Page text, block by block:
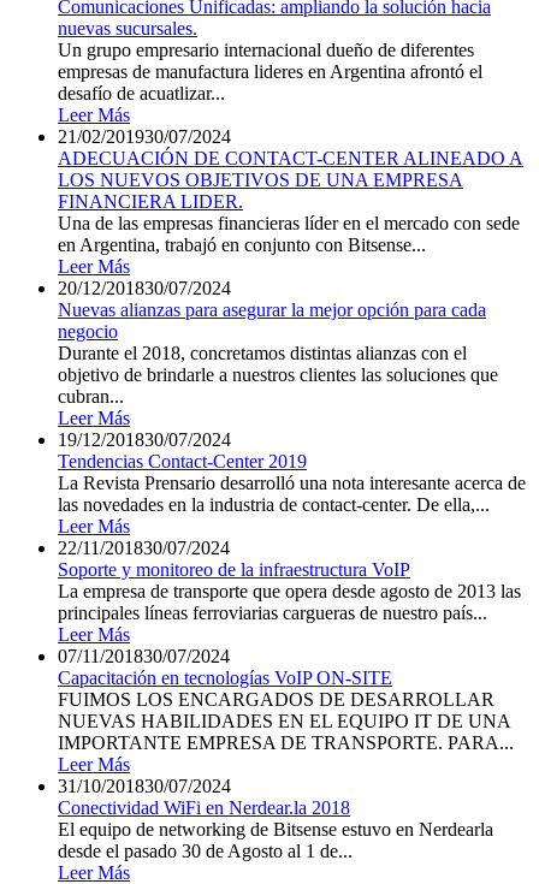
Comunicaciones Unificadas: ampliando la solución hacia
nuevas sucursales.
Un grupo empresario internacional dueño de diferentes
empresas de manufactura lideres en Argentina afrontó el
desafío de acuatlizar...
Leer Más
21/02/201930/07/2024
ADECUACIÓN DE CONTACT-CENTER ALINEADO A
LOS NUEVOS OBJETIVOS DE UNA EMPRESA
FINANCIERA LIDER.
Una de las empresas financieras líder en el mercado con sede
en Argentina, trabajó en conjunto con Bitsense...
Leer Más
20/12/201830/07/2024
Nuevas alianzas para asegurar la mejor opción para cada
negocio
Durante el 2018, concretamos distintas alianzas con el
objetivo de brindarle a nuestros clientes las soluciones que
cubran...
Leer Más
19/12/201830/07/2024
Tendencias Contact-Center 2019
La Revista Prensario desarrolló una nota interesante acerca de
las novedades en la industria de contact-center. De ella,...
Leer Más
22/11/201830/07/2024
Soporte y monitoreo de la infraestructura VoIP
La empresa de transporte que opera desde agosto de 2013 las
principales líneas ferroviarias cargueras de nuestro país...
Leer Más
07/11/201830/07/2024
Capacitación en tecnologías VoIP ON-SITE
FUIMOS LOS ENCARGADOS DE DESARROLLAR
NUEVAS HABILIDADES EN EL EQUIPO IT DE UNA
IMPORTANTE EMPRESA DE TRANSPORTE. PARA...
Leer Más
31/10/201830/07/2024
Conectividad WiFi en Nerdear.la 2018
El equipo de networking de Bitsense estuvo en Nerdearla
desde el pasado 30 de Agosto al 1 de...
Leer Más